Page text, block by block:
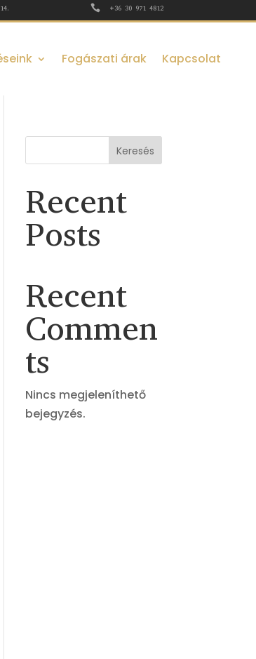
 +36 30 971 4812
Fogászati árak Kapcsolat
Keresés
Recent
Posts
Recent
Commen
ts
Nincs megjeleníthető
bejegyzés.